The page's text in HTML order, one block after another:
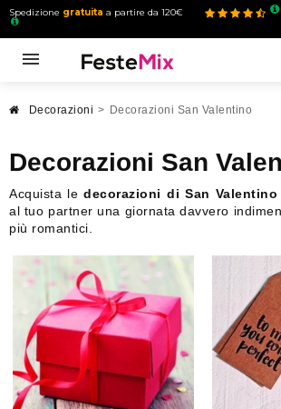
Spedizione gratuita a partire da 120€
Decorazioni > Decorazioni San Valentino
Decorazioni San
Acquista ledecorazioni di San Valentino
al tuo partner una giornata davvero
più romantici.